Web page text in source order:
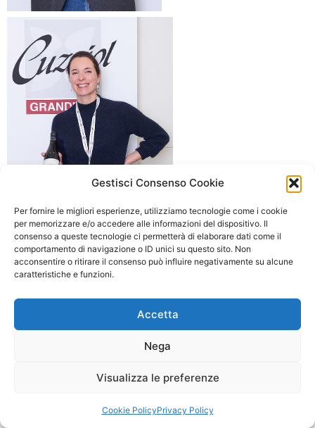
Gestisci Consenso Cookie
Per fornire le migliori esperienze, utilizziamo tecnologie come i cookie
per memorizzare e/o accedere alle informazioni del dispositivo. Il
consenso a queste tecnologie ci permetterà di elaborare dati come il
comportamento di navigazione o ID unici su questo sito. Non
acconsentire o ritirare il consenso può influire negativamente su alcune
caratteristiche e funzioni.
Accetta
Nega
Visualizza le preferenze
Cookie PolicyPrivacy Policy